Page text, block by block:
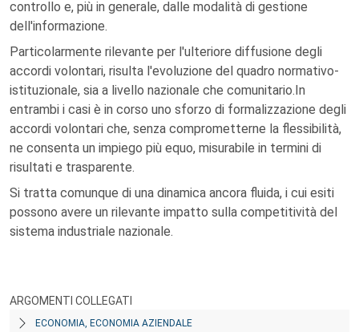
controllo e, più in generale, dalle modalità di gestione
dell'informazione.
Particolarmente rilevante per l'ulteriore diffusione degli
accordi volontari, risulta l'evoluzione del quadro normativo-
istituzionale, sia a livello nazionale che comunitario.In
entrambi i casi è in corso uno sforzo di formalizzazione degli
accordi volontari che, senza comprometterne la flessibilità,
ne consenta un impiego più equo, misurabile in termini di
risultati e trasparente.
Si tratta comunque di una dinamica ancora fluida, i cui esiti
possono avere un rilevante impatto sulla competitività del
sistema industriale nazionale.
ARGOMENTI COLLEGATI
ECONOMIA, ECONOMIA AZIENDALE